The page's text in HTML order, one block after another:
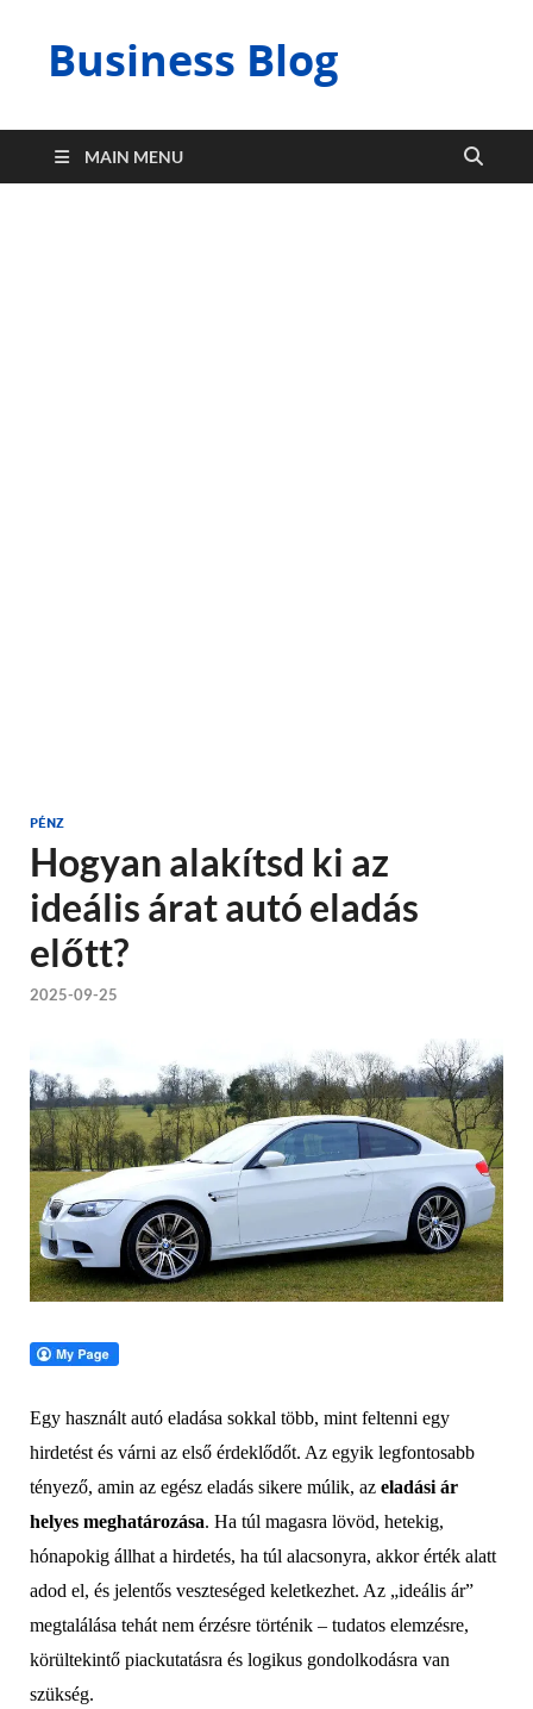
Business Blog
MAIN MENU
PÉNZ
Hogyan alakítsd ki az
ideális árat autó eladás
előtt?
2025-09-25
Egy használt autó eladása sokkal több, mint feltenni egy
hirdetést és várni az első érdeklődőt. Az egyik legfontosabb
tényező, amin az egész eladás sikere múlik, az eladási ár
helyes meghatározása. Ha túl magasra lövöd, hetekig,
hónapokig állhat a hirdetés, ha túl alacsonyra, akkor érték alatt
adod el, és jelentős veszteséged keletkezhet. Az „ideális ár”
megtalálása tehát nem érzésre történik – tudatos elemzésre,
körültekintő piackutatásra és logikus gondolkodásra van
szükség.